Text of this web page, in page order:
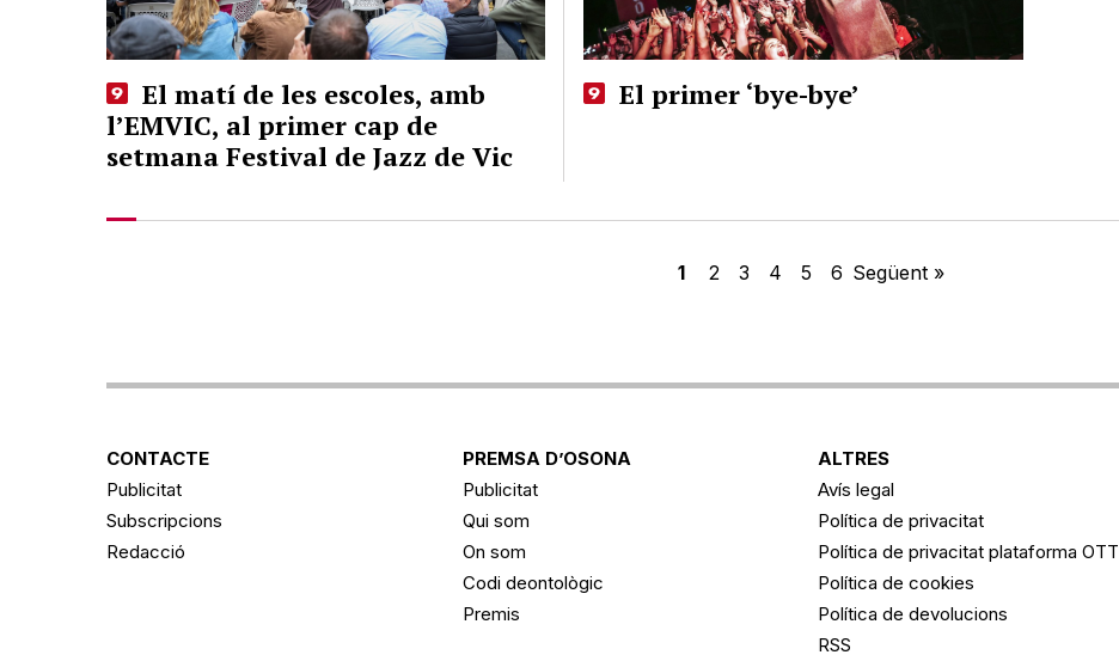
El matí de les escoles, amb
l’EMVIC, al primer cap de
setmana Festival de Jazz de Vic
El primer ‘bye-bye’
1 2 3 4 5 6 Següent »
CONTACTE
Publicitat
Subscripcions
Redacció
PREMSA D’OSONA
Publicitat
Qui som
On som
Codi deontològic
Premis
ALTRES
Avís legal
Política de privacitat
Política de privacitat plataforma OTT
Política de cookies
Política de devolucions
RSS